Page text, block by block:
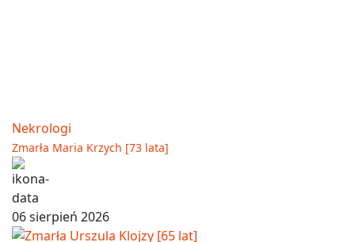
Nekrologi
Zmarła Maria Krzych [73 lata]
06 sierpień 2026